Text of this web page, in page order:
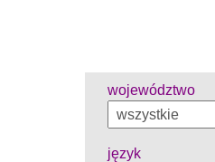
województwo
język